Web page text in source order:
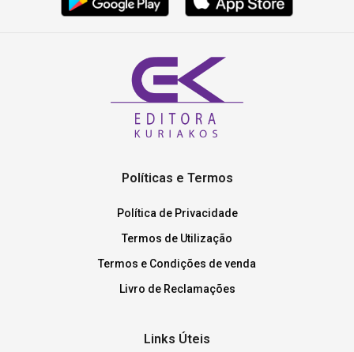
Políticas e Termos
Política de Privacidade
Termos de Utilização
Termos e Condições de venda
Livro de Reclamações
Links Úteis